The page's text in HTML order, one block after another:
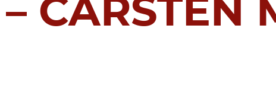
– CARSTEN